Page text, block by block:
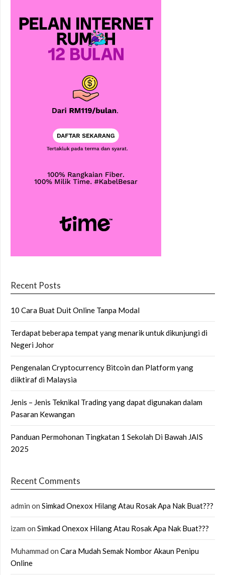
Recent Posts
10 Cara Buat Duit Online Tanpa Modal
Terdapat beberapa tempat yang menarik untuk dikunjungi di
Negeri Johor
Pengenalan Cryptocurrency Bitcoin dan Platform yang
diiktiraf di Malaysia
Jenis – Jenis Teknikal Trading yang dapat digunakan dalam
Pasaran Kewangan
Panduan Permohonan Tingkatan 1 Sekolah Di Bawah JAIS
2025
Recent Comments
admin on Simkad Onexox Hilang Atau Rosak Apa Nak Buat???
izam on Simkad Onexox Hilang Atau Rosak Apa Nak Buat???
Muhammad on Cara Mudah Semak Nombor Akaun Penipu
Online